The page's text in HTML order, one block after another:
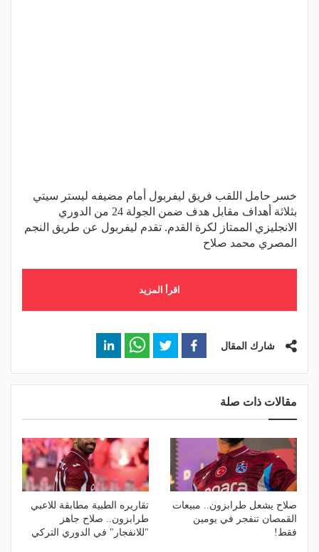
خسر حامل اللقب فريق ليفربول أمام مضيفه ليستر سيتي
بثلاثة أهداف مقابل هدف ضمن الجولة 24 من الدوري
الانجليزي الممتاز لكرة القدم. تقدم ليفربول عن طريق النجم
المصري محمد صلاح
اقرأ المزيد
شارك المقال
مقالات ذات صلة
صلاح يشعل طرابزون.. مبيعات
القمصان تنفجر في يومين
فقط!
تقاريره الطبية مطابقة للاعبي
طرابزون.. صلاح جاهز
"للانفجار" في الدوري التركي